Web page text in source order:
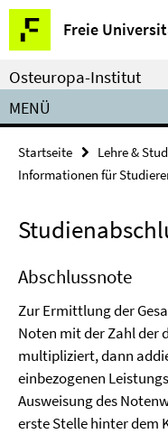
Springe
direkt
zu
Inhalt
Freie
Service-
Navigation
Osteuropa-Institut
MENÜ
Startseite Lehre &
Informationen für
Abschlussnote
Zur Ermittlung der
Noten mit der Zahl der
multipliziert, dann
einbezogenen
Ausweisung des
erste Stelle hinter dem